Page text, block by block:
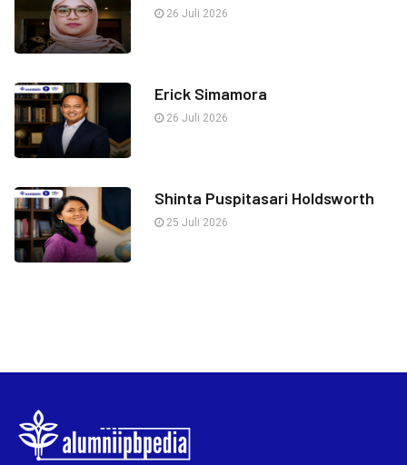
26 Juli 2026
Erick Simamora
26 Juli 2026
Shinta Puspitasari Holdsworth
25 Juli 2026